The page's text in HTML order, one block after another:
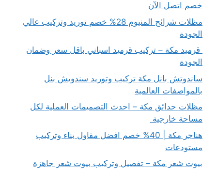
خصم اتصل الآن
مظلات شرائح المنيوم 28% خصم توريد وتركيب عالي
الجودة
قرميد مكة – تركيب قرميد اسباني باقل سعر وضمان
الجودة
ساندوتش بانل مكة تركيب وتوريد سندويش بنل
بالمواصفات العالمية
مظلات حدائق مكة – احدث التصميمات العملية لكل
مساحة خارجية
هناجر مكة | 40% خصم افضل مقاول بناء وتركيب
مستودعات
بيوت شعر مكة – تفصيل وتركيب بيوت شعر جاهزة